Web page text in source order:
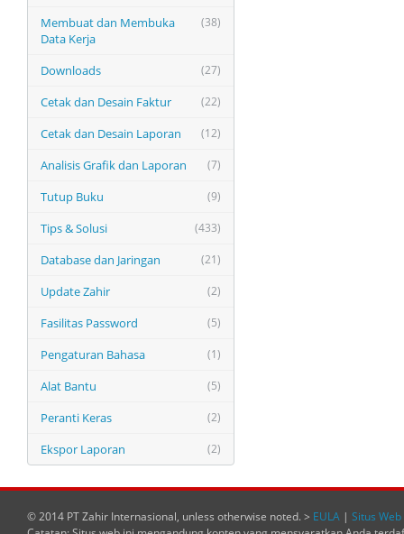
(38)
Membuat dan Membuka
Data Kerja
(27)
Downloads
(22)
Cetak dan Desain Faktur
(12)
Cetak dan Desain Laporan
(7)
Analisis Grafik dan Laporan
(9)
Tutup Buku
(433)
Tips & Solusi
(21)
Database dan Jaringan
(2)
Update Zahir
(5)
Fasilitas Password
(1)
Pengaturan Bahasa
(5)
Alat Bantu
(2)
Peranti Keras
(2)
Ekspor Laporan
© 2014 PT Zahir Internasional, unless otherwise noted. > EULA | Situs